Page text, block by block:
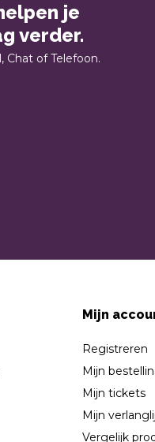
je
verder.
Chat of Telefoon.
Mijn
Registreren
Mijn
Mijn tickets
Mijn
Vergelijk